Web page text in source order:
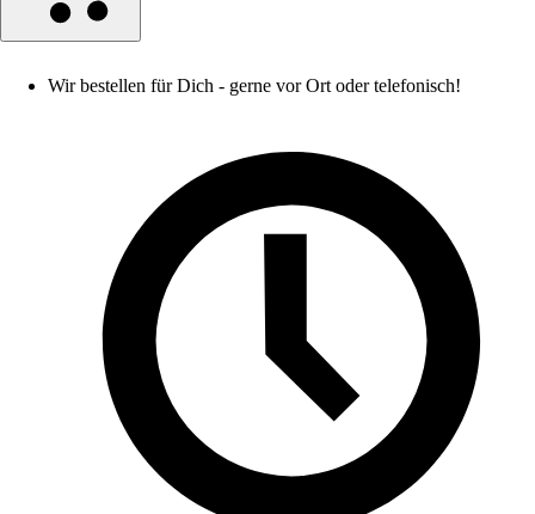
Wir bestellen für Dich - gerne vor Ort oder telefonisch!